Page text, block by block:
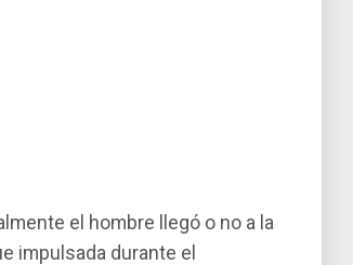
el hombre llegó o no a la
impulsada durante el